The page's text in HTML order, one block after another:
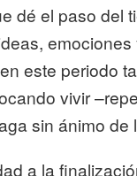
dé el paso del
este periodo
vivir
sin ánimo de
a la